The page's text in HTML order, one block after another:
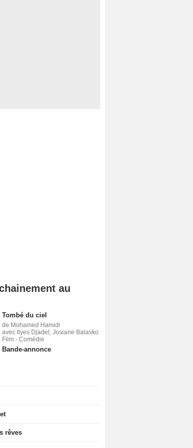
au
Tombé du ciel
de Mohamed Hamidi
avec Ilyes Djadel, Josiane Balasko
Film - Comédie
Bande-annonce
rêves